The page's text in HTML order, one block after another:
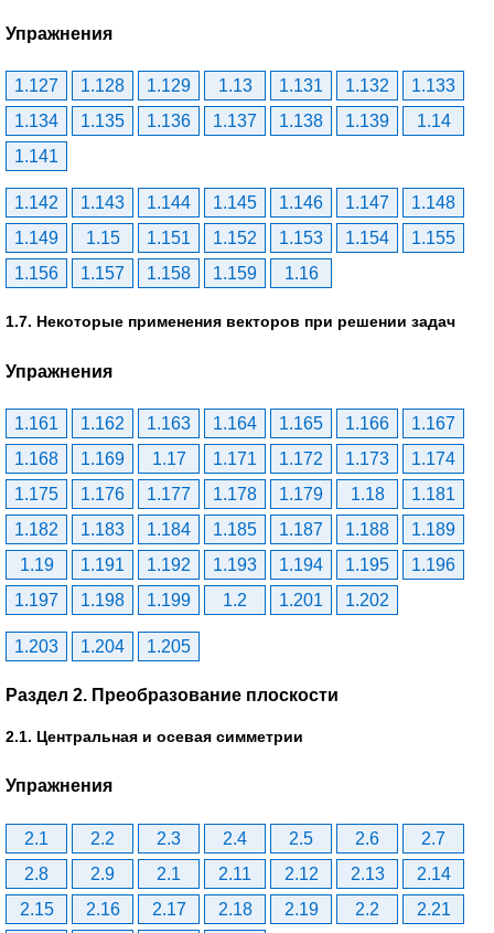
Упражнения
1.127 1.128 1.129 1.13 1.131 1.132
1.133
1.134
1.135 1.136 1.137 1.138 1.139
1.14
1.141
1.142 1.143 1.144 1.145 1.146 1.147
1.148
1.149
1.15 1.151 1.152 1.153 1.154
1.155
1.156
1.157 1.158 1.159 1.16
1.7. Некоторые применения векторов при решении задач
Упражнения
1.161 1.162 1.163 1.164 1.165 1.166
1.167
1.168
1.169 1.17 1.171 1.172 1.173
1.174
1.175
1.176 1.177 1.178 1.179 1.18
1.181
1.182
1.183 1.184 1.185 1.187 1.188
1.189
1.19
1.191 1.192 1.193 1.194 1.195
1.196
1.197
1.198 1.199 1.2 1.201 1.202
1.203 1.204 1.205
Раздел 2. Преобразование плоскости
2.1. Центральная и осевая симметрии
Упражнения
2.1 2.2 2.3 2.4 2.5 2.6
2.7
2.8
2.9 2.1 2.11 2.12 2.13
2.14
2.15
2.16 2.17 2.18 2.19 2.2
2.21